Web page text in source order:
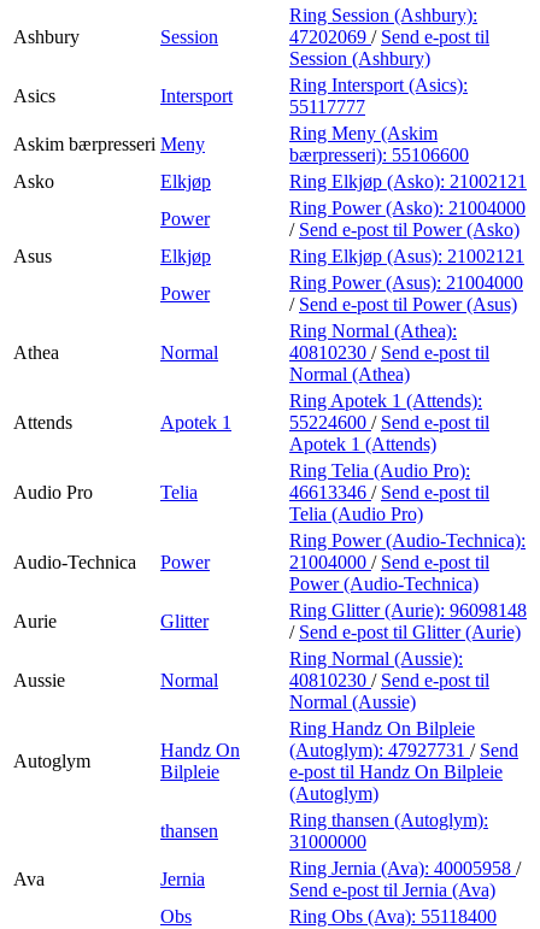
Ashbury Session
Ring Session (Ashbury):
47202069 / Send e-post til
Session (Ashbury)
Asics
Intersport
Ring Intersport (Asics):
55117777
Askim bærpresseri Meny
Ring Meny (Askim
bærpresseri): 55106600
Asko
Elkjøp Ring Elkjøp (Asko): 21002121
Power
Ring Power (Asko): 21004000
/ Send e-post til Power (Asko)
Asus
Elkjøp Ring Elkjøp (Asus): 21002121
Power
Ring Power (Asus): 21004000
/ Send e-post til Power (Asus)
Athea Normal
Ring Normal (Athea):
40810230 / Send e-post til
Normal (Athea)
Attends Apotek 1
Ring Apotek 1 (Attends):
55224600 / Send e-post til
Apotek 1 (Attends)
Audio Pro Telia
Ring Telia (Audio Pro):
46613346 / Send e-post til
Telia (Audio Pro)
Audio-Technica Power
Ring Power (Audio-Technica):
21004000 / Send e-post til
Power (Audio-Technica)
Aurie
Glitter
Ring Glitter (Aurie): 96098148
/ Send e-post til Glitter (Aurie)
Aussie Normal
Ring Normal (Aussie):
40810230 / Send e-post til
Normal (Aussie)
Autoglym
Handz On
Bilpleie
Ring Handz On Bilpleie
(Autoglym): 47927731 / Send
e-post til Handz On Bilpleie
(Autoglym)
thansen
Ring thansen (Autoglym):
31000000
Ava
Jernia
Ring Jernia (Ava): 40005958 /
Send e-post til Jernia (Ava)
Obs
Ring Obs (Ava): 55118400